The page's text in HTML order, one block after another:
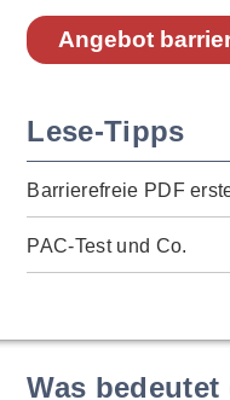
Angebot
Lese-Tipps
Barrierefreie PDF
PAC-Test und Co.
Was